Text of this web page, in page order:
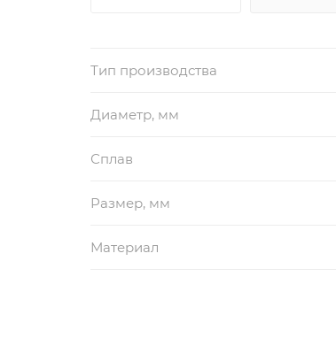
Тип производства
Диаметр, мм
Сплав
Размер, мм
Материал